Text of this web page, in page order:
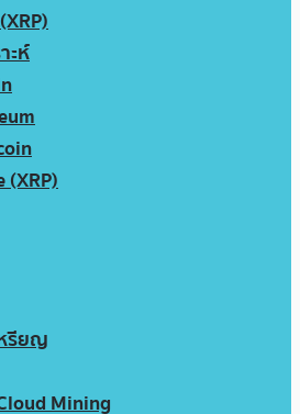
ะห์
(XRP)
หรียญ
Mining